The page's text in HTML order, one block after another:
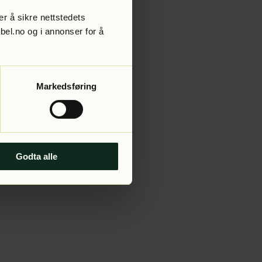
å sikre nettstedets
og i annonser for å
Markedsføring
Godta alle